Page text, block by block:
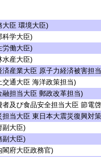
臣 環境大臣)
学大臣)
働大臣)
産大臣)
産業大臣 原子力経済被害担
通大臣 海洋政策担当)
担当大臣 郵政改革担当)
及び食品安全担当大臣 節電
当大臣 東日本大震災復興対
大臣)
大臣)
府大臣政務官)